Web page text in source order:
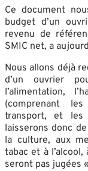
Ce document
budget d’un
revenu de
SMIC net, a
Nous allons déjà
d’un ouvrier
l’alimentation,
(comprenant
transport, et les
laisserons donc
la culture, aux
tabac et à
seront pas jugées